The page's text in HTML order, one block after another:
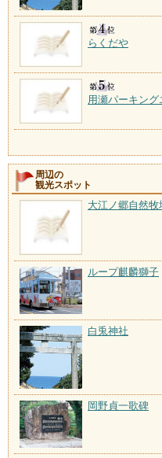
らくだや
用瀬パーキング
周辺の
観光スポット
大江ノ郷自然牧
ループ麒麟獅子
白兎神社
岡野貞一歌碑